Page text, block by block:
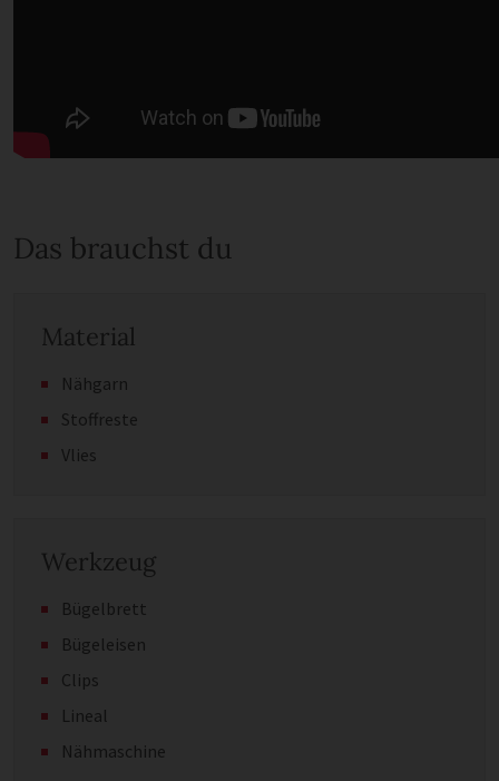
Das brauchst du
Material
Nähgarn
Stoffreste
Vlies
Werkzeug
Bügelbrett
Bügeleisen
Clips
Lineal
Nähmaschine